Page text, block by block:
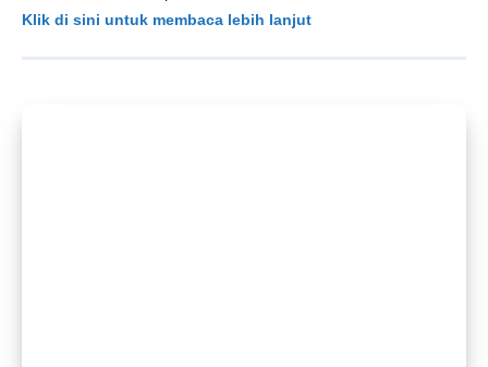
Klik di sini untuk membaca lebih lanjut